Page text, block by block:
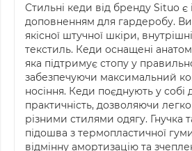
Стильні кеди від бренду Situo є
доповненням для гардеробу.
якісної штучної шкіри,
текстиль. Кеди оснащені
яка підтримує стопу у
забезпечуючи максимальний
носіння. Кеди поєднують у собі
практичність, дозволяючи легко
різними стилями одягу. Гнучка
підошва з термопластичної
відмінну амортизацію та